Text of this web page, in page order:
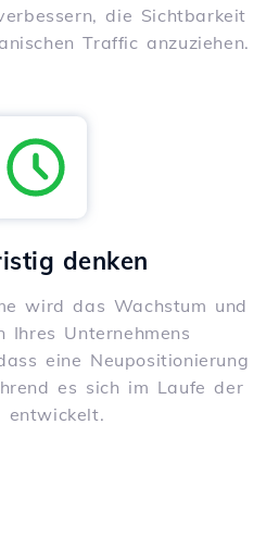
die Sichtbarkeit
Traffic anzuziehen.
denken
wird das Wachstum und
Ihres Unternehmens
eine Neupositionierung
es sich im Laufe der
entwickelt.